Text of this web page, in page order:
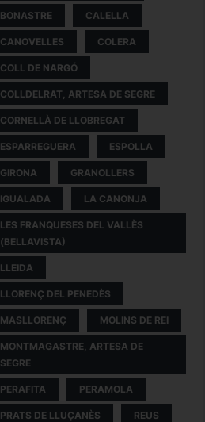
BONASTRE CALELLA
CANOVELLES COLERA
COLL DE NARGÓ
COLLDELRAT, ARTESA DE SEGRE
CORNELLÀ DE LLOBREGAT
ESPARREGUERA ESPOLLA
GIRONA GRANOLLERS
IGUALADA LA CANONJA
LES FRANQUESES DEL VALLÈS
(BELLAVISTA)
LLEIDA
LLORENÇ DEL PENEDÈS
MASLLORENÇ MOLINS DE REI
MONTMAGASTRE, ARTESA DE
SEGRE
PERAFITA PERAMOLA
PRATS DE LLUÇANÈS REUS